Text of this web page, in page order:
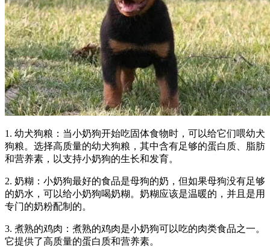
1. 幼犬狗粮：当小奶狗开始吃固体食物时，可以给它们喂幼犬
狗粮。选择高质量的幼犬狗粮，其中含有足够的蛋白质、脂肪
和营养素，以支持小奶狗的生长和发育。
2. 奶糊：小奶狗最好的食品是母狗的奶，但如果母狗没有足够
的奶水，可以给小奶狗喝奶糊。奶糊应该是温暖的，并且是用
专门的奶粉配制的。
3. 煮熟的鸡肉：煮熟的鸡肉是小奶狗可以吃的肉类食品之一。
它提供了高质量的蛋白质和营养素。